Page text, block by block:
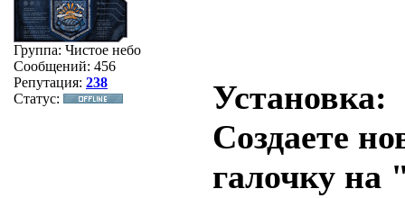
Группа: Чистое небо
Сообщений: 456
Репутация: 238
Статус:
Установка:
Создаете
галочку на